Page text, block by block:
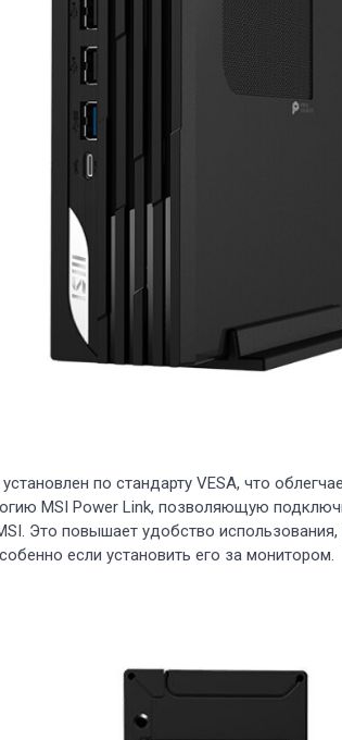
по стандарту VESA, что
MSI Power Link, позволяющую
Это повышает удобство использования,
если установить его за монитором.